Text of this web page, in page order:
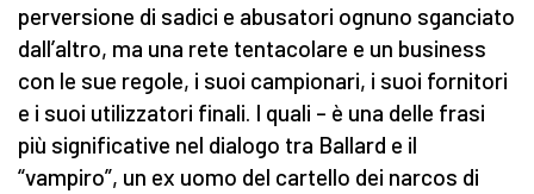
perversione di sadici e abusatori ognuno sganciato
dall’altro, ma una rete tentacolare e un business
con le sue regole, i suoi campionari, i suoi fornitori
e i suoi utilizzatori finali. I quali – è una delle frasi
più significative nel dialogo tra Ballard e il
“vampiro”, un ex uomo del cartello dei narcos di